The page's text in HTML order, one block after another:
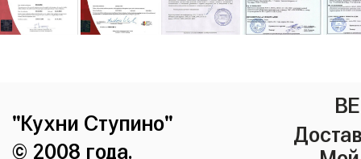
"Кухни Ступино"
© 2008 года.